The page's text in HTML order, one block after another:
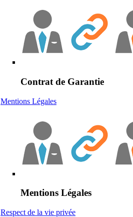
Contrat de Garantie
Mentions Légales
Mentions Légales
Respect de la vie privée